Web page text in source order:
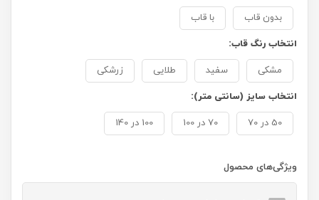
بدون قاب با قاب
انتخاب رنگ قاب:
مشکی سفید طلایی زرشکی
انتخاب سایز (سانتی متر):
50 در 70 70 در 100 100 در 140
ویژگی‌های محصول